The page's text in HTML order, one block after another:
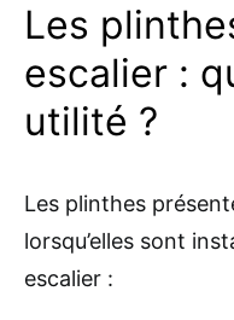
Les
escalier :
utilité ?
Les plinthes
lorsqu’elles sont
escalier :